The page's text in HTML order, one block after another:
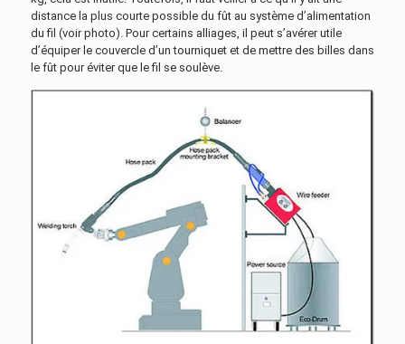
distance la plus courte possible du fût au système d’alimentation
du fil (voir photo). Pour certains alliages, il peut s’avérer utile
d’équiper le couvercle d’un tourniquet et de mettre des billes dans
le fût pour éviter que le fil se soulève.